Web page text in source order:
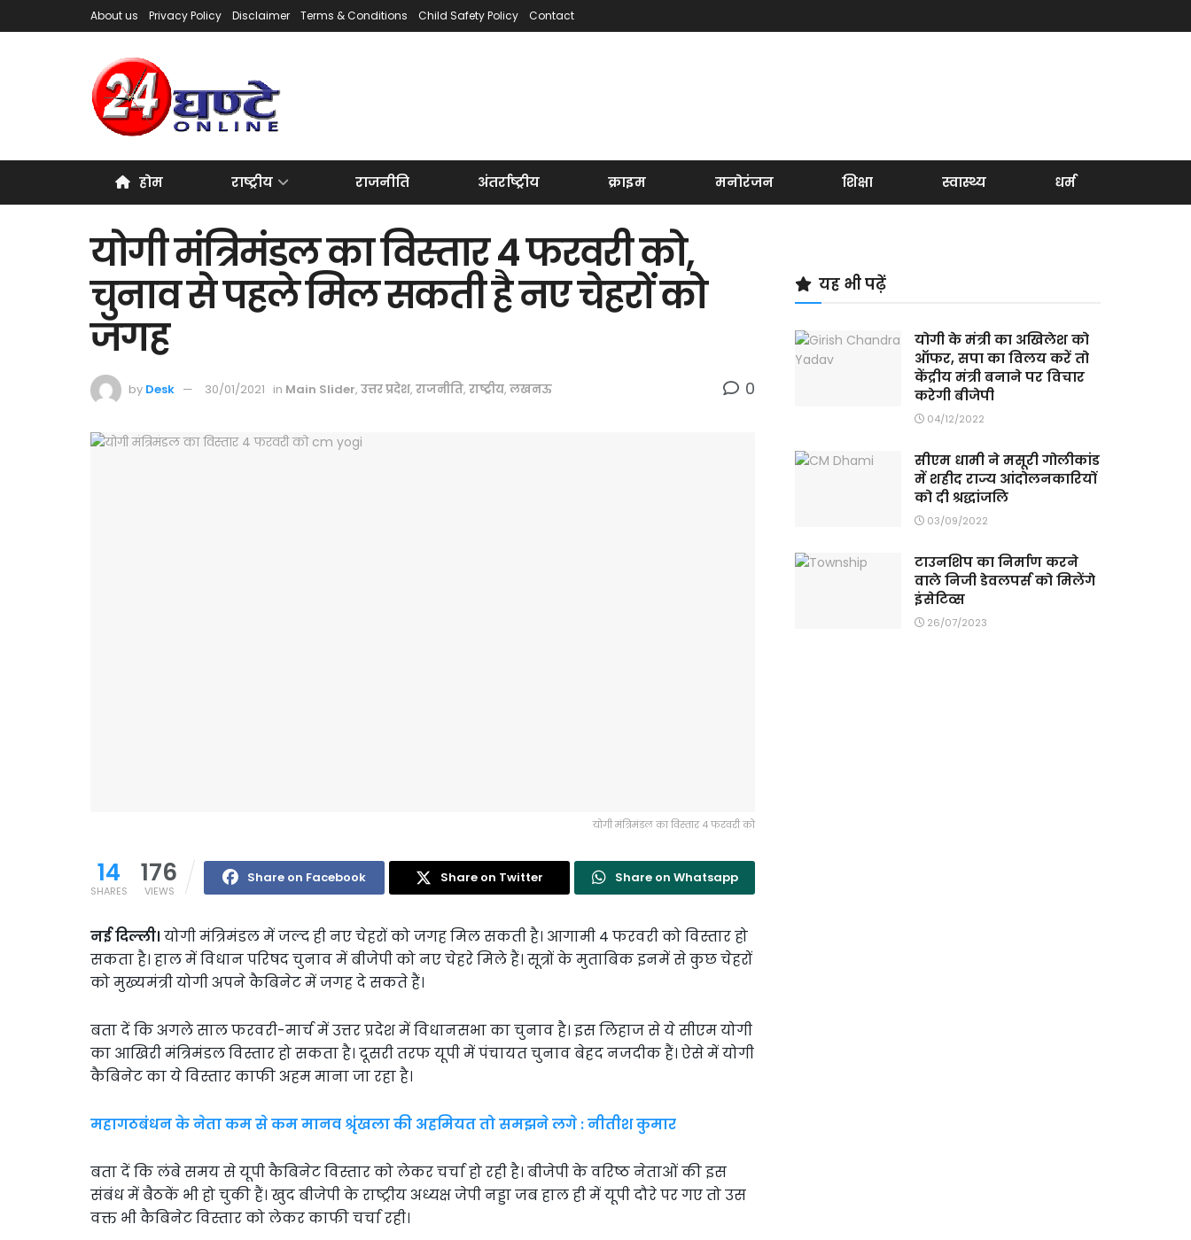
About us Privacy Policy Disclaimer Terms & Conditions Child Safety Policy Contact
होम राष्ट्रीय राजनीति अंतर्राष्ट्रीय क्राइम मनोरंजन शिक्षा स्वास्थ्य धर्म
योगी मंत्रिमंडल का विस्तार 4 फरवरी को,
चुनाव से पहले मिल सकती है नए चेहरों को
जगह
by Desk 30/01/2021 in Main Slider, उत्तर प्रदेश, राजनीति, राष्ट्रीय, लखनऊ 0
योगी मंत्रिमंडल का विस्तार 4 फरवरी को
14
SHARES
176
VIEWS
Share on Facebook Share on Twitter Share on Whatsapp
नई दिल्ली। योगी मंत्रिमंडल में जल्द ही नए चेहरों को जगह मिल सकती है। आगामी 4 फरवरी को विस्तार हो
सकता है। हाल में विधान परिषद चुनाव में बीजेपी को नए चेहरे मिले हैं। सूत्रों के मुताबिक इनमें से कुछ चेहरों
को मुख्यमंत्री योगी अपने कैबिनेट में जगह दे सकते हैं।
बता दें कि अगले साल फरवरी-मार्च में उत्तर प्रदेश में विधानसभा का चुनाव है। इस लिहाज से ये सीएम योगी
का आखिरी मंत्रिमंडल विस्तार हो सकता है। दूसरी तरफ यूपी में पंचायत चुनाव बेहद नजदीक हैं। ऐसे में योगी
कैबिनेट का ये विस्तार काफी अहम माना जा रहा है।
महागठबंधन के नेता कम से कम मानव श्रृंखला की अहमियत तो समझने लगे : नीतीश कुमार
बता दें कि लंबे समय से यूपी कैबिनेट विस्तार को लेकर चर्चा हो रही है। बीजेपी के वरिष्ठ नेताओं की इस
संबंध में बैठकें भी हो चुकी हैं। खुद बीजेपी के राष्ट्रीय अध्यक्ष जेपी नड्डा जब हाल ही में यूपी दौरे पर गए तो उस
वक्त भी कैबिनेट विस्तार को लेकर काफी चर्चा रही।
यह भी पढ़ें
योगी के मंत्री का अखिलेश को
ऑफर, सपा का विलय करें तो
केंद्रीय मंत्री बनाने पर विचार
करेगी बीजेपी
04/12/2022
सीएम धामी ने मसूरी गोलीकांड
में शहीद राज्य आंदोलनकारियों
को दी श्रद्धांजलि
03/09/2022
टाउनशिप का निर्माण करने
वाले निजी डेवलपर्स को मिलेंगे
इंसेटिव्स
26/07/2023